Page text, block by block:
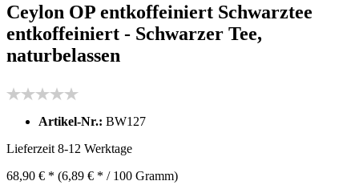
Ceylon OP entkoffeiniert Schwarztee
entkoffeiniert - Schwarzer Tee,
naturbelassen
Artikel-Nr.: BW127
Lieferzeit 8-12 Werktage
68,90 € * (6,89 € * / 100 Gramm)